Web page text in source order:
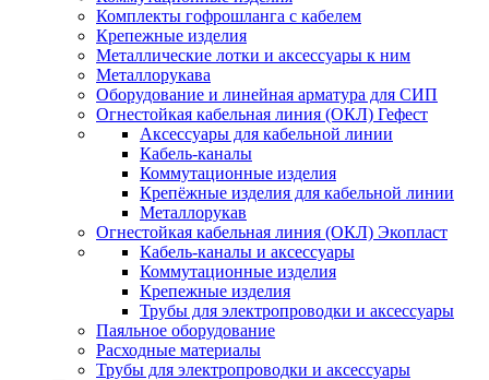
Комплекты гофрошланга с кабелем
Крепежные изделия
Металлические лотки и аксессуары к ним
Металлорукава
Оборудование и линейная арматура для СИП
Огнестойкая кабельная линия (ОКЛ) Гефест
Аксессуары для кабельной линии
Кабель-каналы
Коммутационные изделия
Крепёжные изделия для кабельной линии
Металлорукав
Огнестойкая кабельная линия (ОКЛ) Экопласт
Кабель-каналы и аксессуары
Коммутационные изделия
Крепежные изделия
Трубы для электропроводки и аксессуары
Паяльное оборудование
Расходные материалы
Трубы для электропроводки и аксессуары